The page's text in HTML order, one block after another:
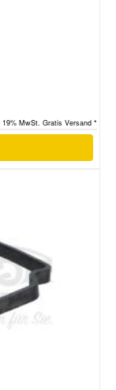
19% MwSt. Gratis Versand *